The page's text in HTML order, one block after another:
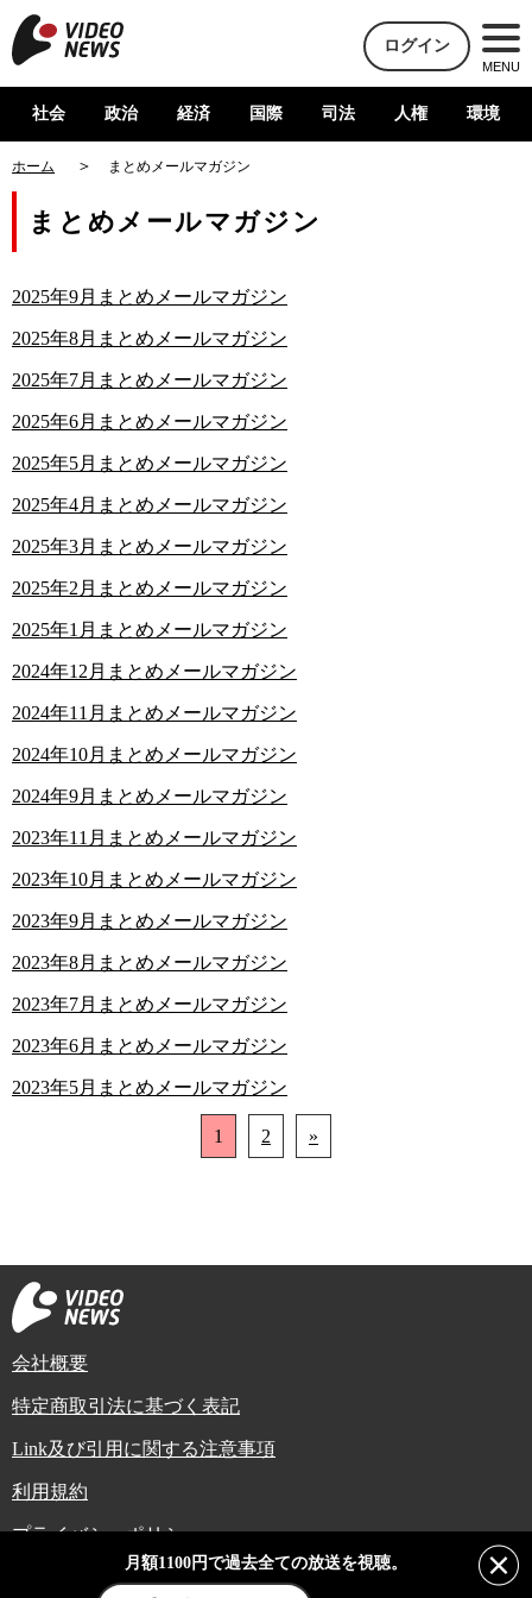
ログイン
MENU
社会 政治 経済 国際 司法 人権 環境
ホーム まとめメールマガジン
まとめメールマガジン
2025年9月まとめメールマガジン
2025年8月まとめメールマガジン
2025年7月まとめメールマガジン
2025年6月まとめメールマガジン
2025年5月まとめメールマガジン
2025年4月まとめメールマガジン
2025年3月まとめメールマガジン
2025年2月まとめメールマガジン
2025年1月まとめメールマガジン
2024年12月まとめメールマガジン
2024年11月まとめメールマガジン
2024年10月まとめメールマガジン
2024年9月まとめメールマガジン
2023年11月まとめメールマガジン
2023年10月まとめメールマガジン
2023年9月まとめメールマガジン
2023年8月まとめメールマガジン
2023年7月まとめメールマガジン
2023年6月まとめメールマガジン
2023年5月まとめメールマガジン
1 2 »
会社概要
特定商取引法に基づく表記
Link及び引用に関する注意事項
利用規約
プライバシーポリシー
Copyright (C) Video News Network. All rights reserved.
ビデオニュースに記載している記事、写真及び動画などは日本の著作権法や国
月額1100円で過去全ての放送を視聴。